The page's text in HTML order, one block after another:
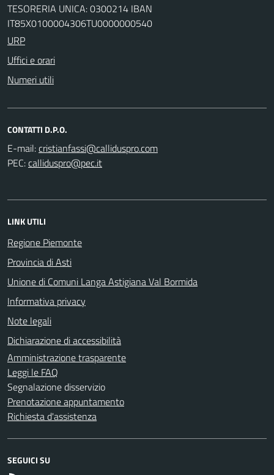
TESORERIA UNICA: 0300214 IBAN
IT85X0100004306TU0000000540
URP
Uffici e orari
Numeri utili
CONTATTI D.P.O.
E-mail:
PEC:
LINK UTILI
Regione Piemonte
Provincia di Asti
Unione di Comuni Langa Astigiana Val Bormida
Informativa privacy
Note legali
Dichiarazione di accessibilità
Amministrazione trasparente
Leggi le FAQ
Segnalazione disservizio
Prenotazione appuntamento
Richiesta d'assistenza
SEGUICI SU